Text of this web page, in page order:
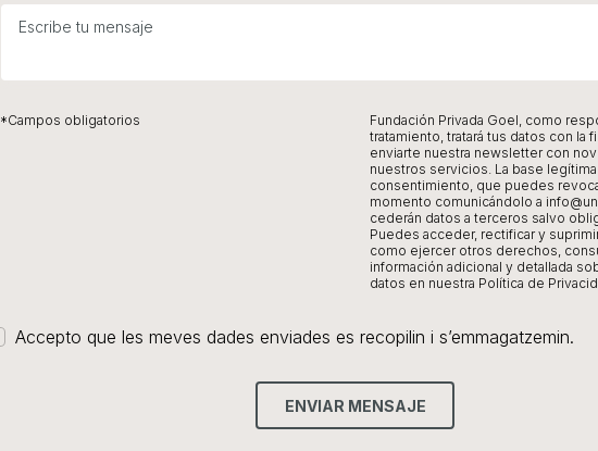
*Campos obligatorios
Fundación Privada Goel, como
tratamiento, tratará tus datos con la
enviarte nuestra newsletter con
nuestros servicios. La base
consentimiento, que puedes
momento comunicándolo a
cederán datos a terceros salvo
Puedes acceder, rectificar y
como ejercer otros derechos,
información adicional y detallada
datos en nuestra Política de
Accepto que les meves dades enviades es recopilin i s’emmagatzemin.
ENVIAR MENSAJE